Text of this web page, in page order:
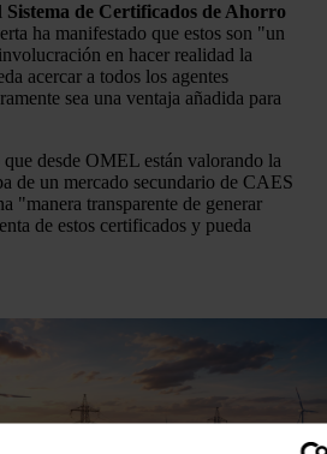
Sistema de Certificados de Ahorro
ha manifestado que estos son "un
en hacer realidad la
acercar a todos los agentes
sea una ventaja añadida para
desde OMEL están valorando la
de un mercado secundario de CAES
"manera transparente de generar
de estos certificados y pueda